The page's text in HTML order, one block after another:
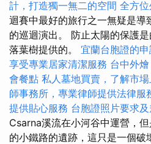
計，打造獨一無二的空間 全方
迴賽中最好的旅行之一無疑是
的巡迴演出。 防止太陽的保護
落葉樹提供的。 宜蘭台胞證的
享受專業居家清潔服務 台中外
會餐點 私人墓地買賣，了解市
師事務所，專業律師提供法律服
提供貼心服務 台胞證照片要求
Csarna溪流在小河谷中運營，
的小鐵路的遺跡，這只是一個